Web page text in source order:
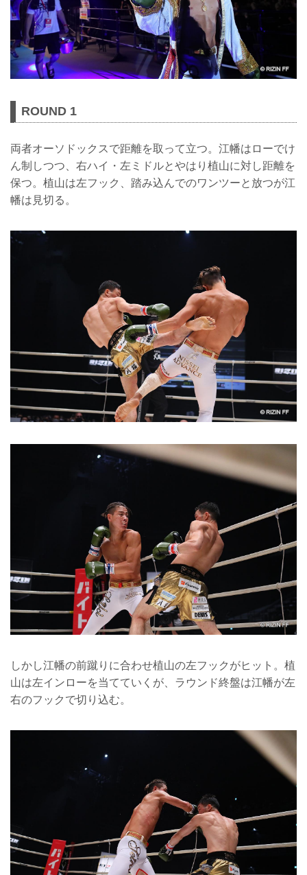
ROUND 1
両者オーソドックスで距離を取って立つ。江幡はローでけ
ん制しつつ、右ハイ・左ミドルとやはり植山に対し距離を
保つ。植山は左フック、踏み込んでのワンツーと放つが江
幡は見切る。
しかし江幡の前蹴りに合わせ植山の左フックがヒット。植
山は左インローを当てていくが、ラウンド終盤は江幡が左
右のフックで切り込む。